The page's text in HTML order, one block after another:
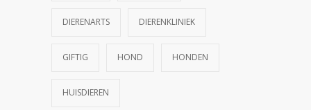
DIERENARTS DIERENKLINIEK
GIFTIG HOND HONDEN
HUISDIEREN